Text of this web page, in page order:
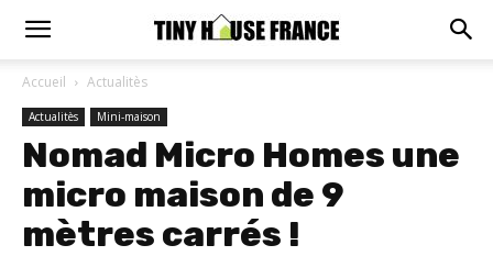
Accueil Actualitès
Actualitès Mini-maison
Nomad Micro Homes une
micro maison de 9
mètres carrés !